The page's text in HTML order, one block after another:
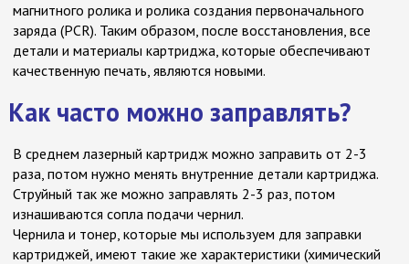
магнитного ролика и ролика создания первоначального
заряда (PCR). Таким образом, после восстановления, все
детали и материалы картриджа, которые обеспечивают
качественную печать, являются новыми.
Как часто можно заправлять?
В среднем лазерный картридж можно заправить от 2-3
раза, потом нужно менять внутренние детали картриджа.
Струйный так же можно заправлять 2-3 раз, потом
изнашиваются сопла подачи чернил.
Чернила и тонер, которые мы используем для заправки
картриджей, имеют такие же характеристики (химический